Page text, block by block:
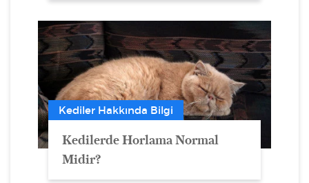
Kediler Hakkında Bilgi
Kedilerde Horlama Normal
Midir?